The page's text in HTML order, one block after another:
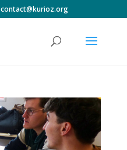
contact@kurioz.org